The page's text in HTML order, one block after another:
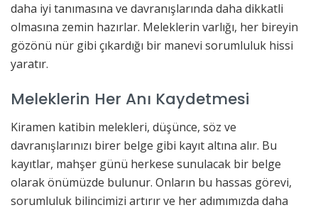
daha iyi tanımasına ve davranışlarında daha dikkatli
olmasına zemin hazırlar. Meleklerin varlığı, her bireyin
gözönü nür gibi çıkardığı bir manevi sorumluluk hissi
yaratır.
Meleklerin Her Anı Kaydetmesi
Kiramen katibin melekleri, düşünce, söz ve
davranışlarınızı birer belge gibi kayıt altına alır. Bu
kayıtlar, mahşer günü herkese sunulacak bir belge
olarak önümüzde bulunur. Onların bu hassas görevi,
sorumluluk bilincimizi artırır ve her adımımızda daha